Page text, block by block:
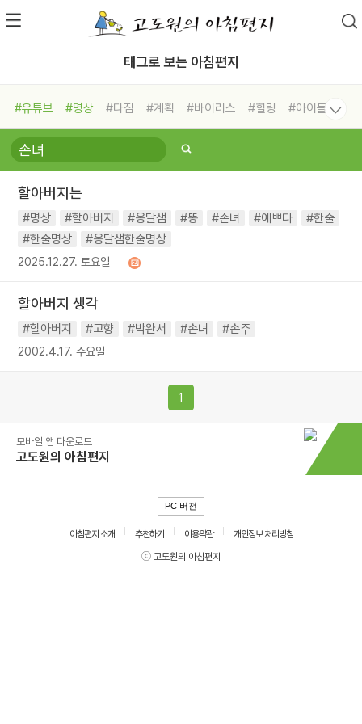
태그로 보는 아침편지
#유튜브 #명상 #다짐 #계획 #바이러스 #힐링
#아이들
#비전캠프
#독서캠프 #삶
#희망
#나눔 #친구 #링컨학교
#독서
#건강
할아버지는
#명상 #할아버지 #옹달샘 #똥 #손녀 #예쁘다
#한줄
#한줄명상
#옹달샘한줄명상
2025.12.27. 토요일
할아버지 생각
#할아버지 #고향 #박완서 #손녀 #손주
2002.4.17. 수요일
1
모바일 앱 다운로드
고도원의 아침편지
PC 버전
아침편지 소개 추천하기 이용약관
개인정보 처리방침
ⓒ 고도원의 아침편지